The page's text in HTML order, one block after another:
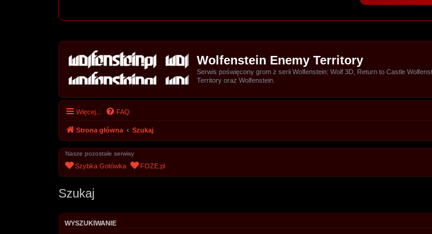
Wolfenstein Enemy Territory
Serwis poświęcony grom z serii Wolfenstein: Wolf 3D, Return to Castle
Territory oraz Wolfenstein.
Więcej… FAQ
Strona główna Szukaj
Nasze pozostałe serwisy
Szybka Gotówka FOZE.pl
Szukaj
WYSZUKIWANIE